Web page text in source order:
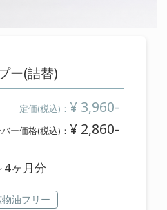
ー(詰替)
定価(税込)： ¥ 3,960-
ー価格(税込)： ¥ 2,860-
ヶ月分
油フリー